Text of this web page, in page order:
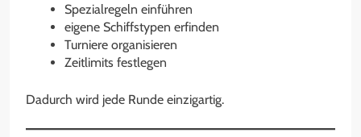
Spezialregeln einführen
eigene Schiffstypen erfinden
Turniere organisieren
Zeitlimits festlegen
Dadurch wird jede Runde einzigartig.